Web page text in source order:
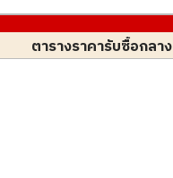
ตารางราคารับซื้อกลาง